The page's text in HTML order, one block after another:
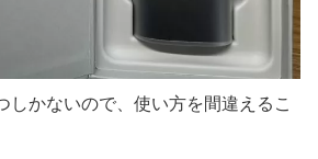
しかないので、使い方を間違えるこ